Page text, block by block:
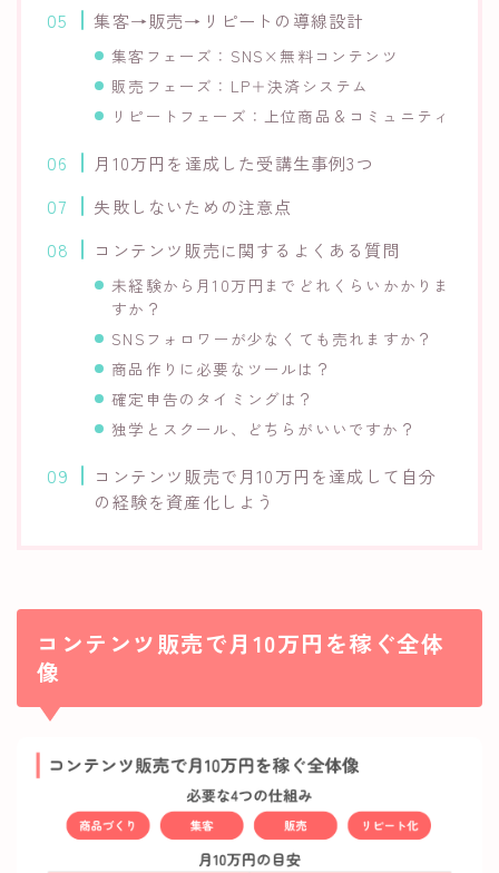
集客→販売→リピートの導線設計
集客フェーズ：SNS×無料コンテンツ
販売フェーズ：LP＋決済システム
リピートフェーズ：上位商品＆コミュニティ
月10万円を達成した受講生事例3つ
失敗しないための注意点
コンテンツ販売に関するよくある質問
未経験から月10万円までどれくらいかかりま
すか？
SNSフォロワーが少なくても売れますか？
商品作りに必要なツールは？
確定申告のタイミングは？
独学とスクール、どちらがいいですか？
コンテンツ販売で月10万円を達成して自分
の経験を資産化しよう
コンテンツ販売で月10万円を稼ぐ全体
像